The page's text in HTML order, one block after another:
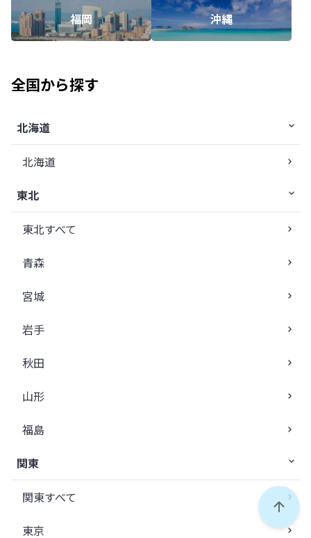
ペー
福岡 沖縄
全国から探す
北海道
北海道
東北
東北すべて
青森
宮城
岩手
秋田
山形
福島
関東
関東すべて
東京